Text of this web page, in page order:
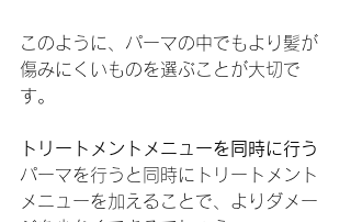
このように、パーマの中でもより髪が
傷みにくいものを選ぶことが大切で
す。
トリートメントメニューを同時に行う
パーマを行うと同時にトリートメント
メニューを加えることで、よりダメー